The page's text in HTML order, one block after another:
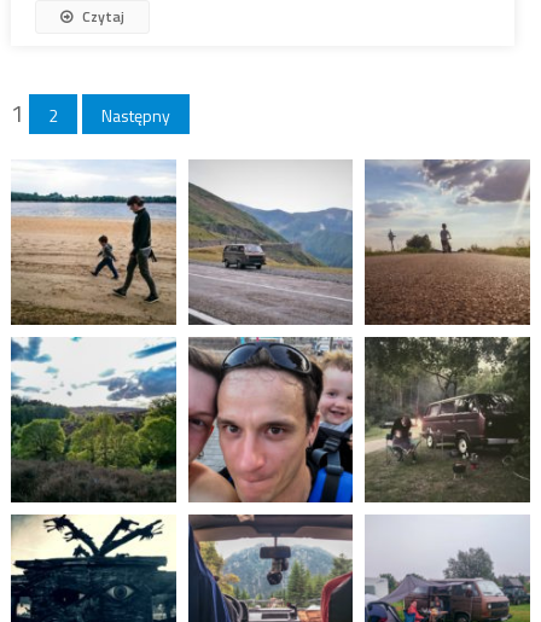
Czytaj
Stronicowanie
wpisów
1 2 Następny